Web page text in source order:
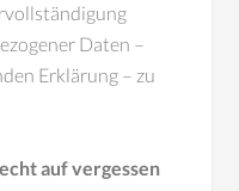
Daten –
Erklärung – zu
auf vergessen